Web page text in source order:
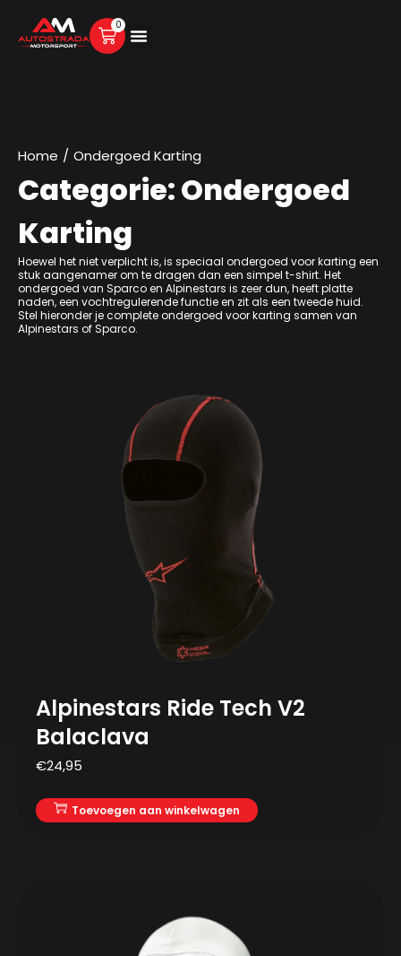
0
Home / Ondergoed Karting
Categorie: Ondergoed
Karting
Hoewel het niet verplicht is, is speciaal ondergoed voor karting een
stuk aangenamer om te dragen dan een simpel t-shirt. Het
ondergoed van Sparco en Alpinestars is zeer dun, heeft platte
naden, een vochtregulerende functie en zit als een tweede huid.
Stel hieronder je complete ondergoed voor karting samen van
Alpinestars of Sparco.
Alpinestars Ride Tech V2
Balaclava
€24,95
Toevoegen aan winkelwagen